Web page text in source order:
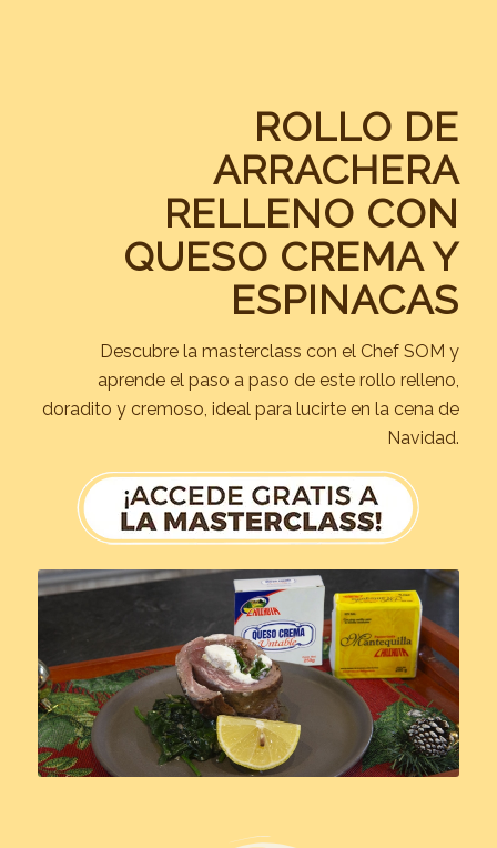
ROLLO DE
ARRACHERA
RELLENO CON
QUESO CREMA Y
ESPINACAS
Descubre la masterclass con el Chef SOM y
aprende el paso a paso de este rollo relleno,
doradito y cremoso, ideal para lucirte en la cena de
Navidad.